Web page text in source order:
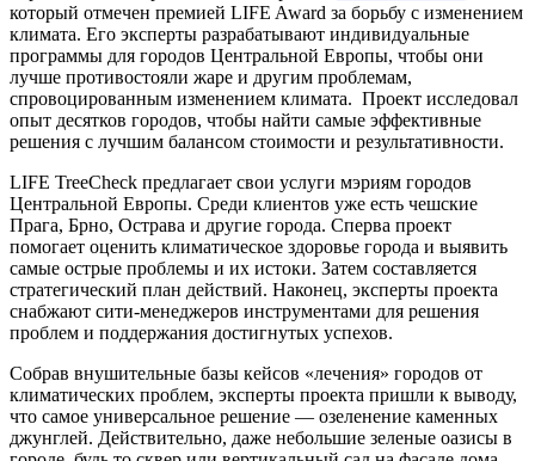
который отмечен премией LIFE Award за борьбу с изменением
климата. Его эксперты разрабатывают индивидуальные
программы для городов Центральной Европы, чтобы они
лучше противостояли жаре и другим проблемам,
спровоцированным изменением климата. Проект исследовал
опыт десятков городов, чтобы найти самые эффективные
решения с лучшим балансом стоимости и результативности.
LIFE TreeCheck предлагает свои услуги мэриям городов
Центральной Европы. Среди клиентов уже есть чешские
Прага, Брно, Острава и другие города. Сперва проект
помогает оценить климатическое здоровье города и выявить
самые острые проблемы и их истоки. Затем составляется
стратегический план действий. Наконец, эксперты проекта
снабжают сити-менеджеров инструментами для решения
проблем и поддержания достигнутых успехов.
Собрав внушительные базы кейсов «лечения» городов от
климатических проблем, эксперты проекта пришли к выводу,
что самое универсальное решение — озеленение каменных
джунглей. Действительно, даже небольшие зеленые оазисы в